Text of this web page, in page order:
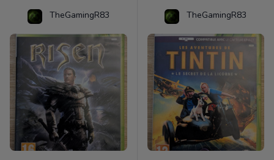
TheGamingR83 TheGamingR83